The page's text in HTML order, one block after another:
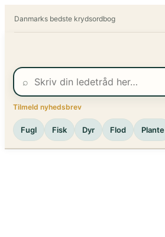
Danmarks bedste krydsordbog
⌕
Tilmeld nyhedsbrev
Fugl Fisk Dyr Flod Plante